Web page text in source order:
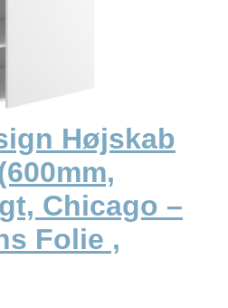
Højskab
Chicago –
Folie ,